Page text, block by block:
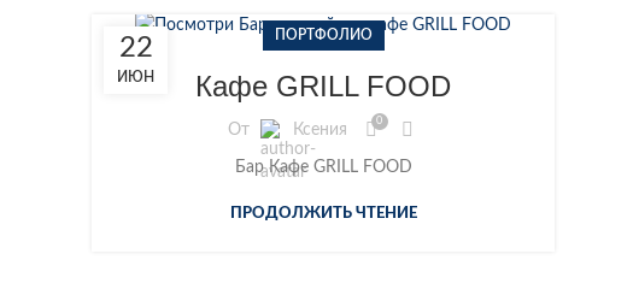
22
ИЮН
ПОРТФОЛИО
Кафе GRILL FOOD
От Ксения 0
Бар Кафе GRILL FOOD
ПРОДОЛЖИТЬ ЧТЕНИЕ